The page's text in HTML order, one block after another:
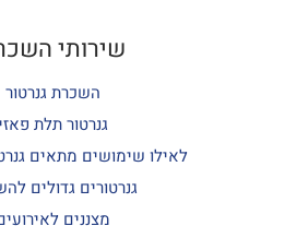
שירותי
השכרת גנרטור
גנרטור תלת
לאילו שימושים מתאים
גנרטורים גדולים
מצננים